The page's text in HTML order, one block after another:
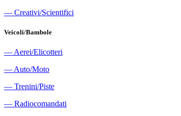
― Creativi/Scientifici
Veicoli/Bambole
― Aerei/Elicotteri
― Auto/Moto
― Trenini/Piste
― Radiocomandati